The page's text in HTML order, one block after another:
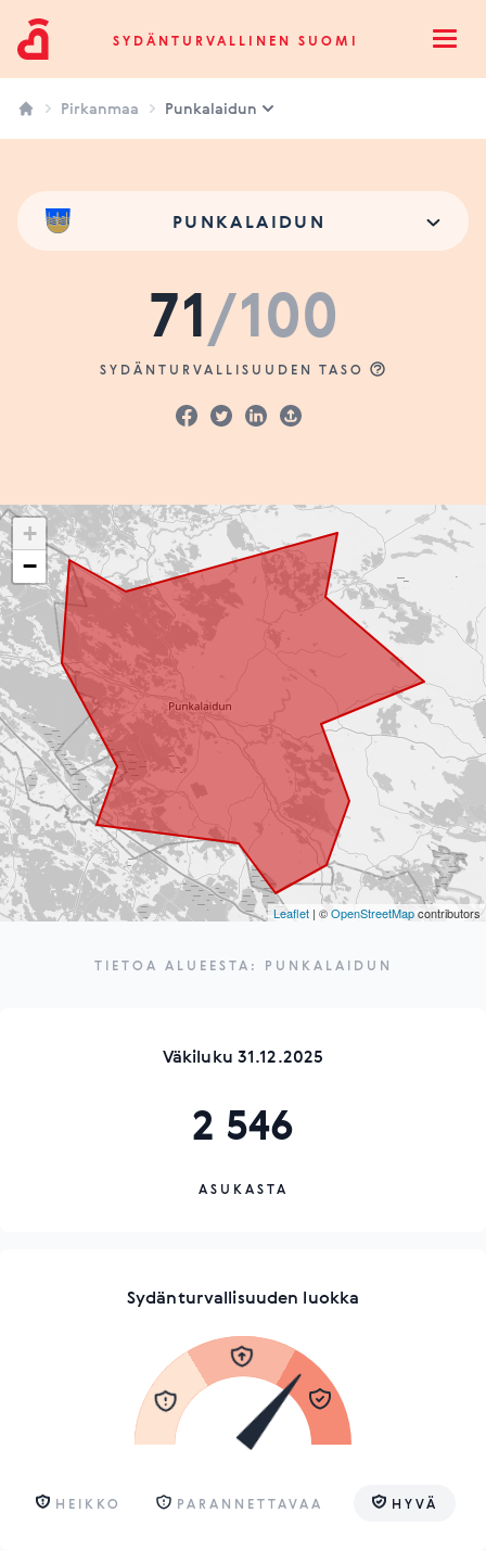
Sydänturvallinen SuomiSYDÄNTURVALLINEN SUOMI
Pirkanmaa Punkalaidun
PUNKALAIDUN
71/100
SYDÄNTURVALLISUUDEN TASO
+
−
Leaflet | ©OpenStreetMapcontributors
TIETOA ALUEESTA: PUNKALAIDUN
Väkiluku 31.12.2025
2 546
ASUKASTA
Sydänturvallisuuden luokka
HEIKKO PARANNETTAVAA HYVÄ